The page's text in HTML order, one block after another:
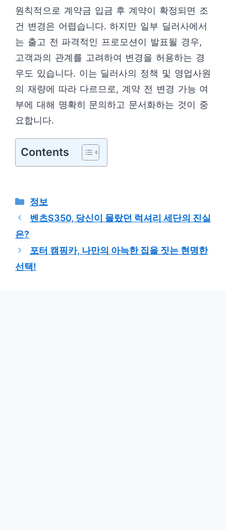
원칙적으로 계약금 입금 후 계약이 확정되면 조
건 변경은 어렵습니다. 하지만 일부 딜러사에서
는 출고 전 파격적인 프로모션이 발표될 경우,
고객과의 관계를 고려하여 변경을 허용하는 경
우도 있습니다. 이는 딜러사의 정책 및 영업사원
의 재량에 따라 다르므로, 계약 전 변경 가능 여
부에 대해 명확히 문의하고 문서화하는 것이 중
요합니다.
Contents
카
테
고
리
정보
벤츠S350, 당신이 몰랐던 럭셔리 세단의 진실
은?
포터 캠핑카, 나만의 아늑한 집을 짓는 현명한
선택!